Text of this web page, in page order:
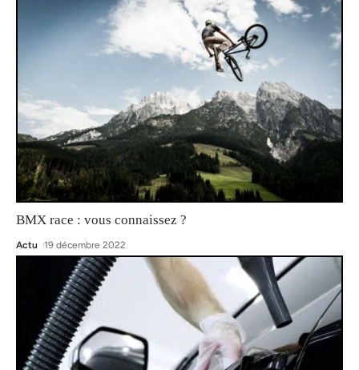
BMX race : vous connaissez ?
Actu 19 décembre 2022